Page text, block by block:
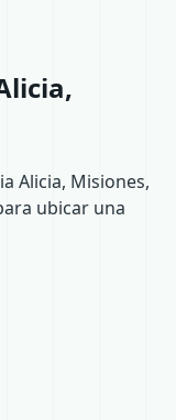
Alicia, Misiones,
ubicar una